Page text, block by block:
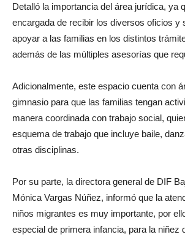
Detalló la importancia del área jurídica, ya
encargada de recibir los diversos oficios y
apoyar a las familias en los distintos
además de las múltiples asesorías que
Adicionalmente, este espacio cuenta con
gimnasio para que las familias tengan
manera coordinada con trabajo social,
esquema de trabajo que incluye baile,
otras disciplinas.
Por su parte, la directora general de DIF
Mónica Vargas Núñez, informó que la
niños migrantes es muy importante, por
especial de primera infancia, para la niñez